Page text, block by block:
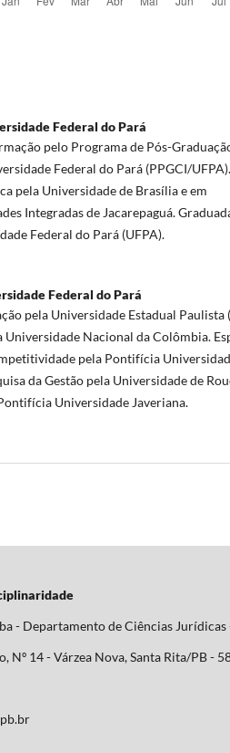
Federal do Pará
pelo Programa de Pós-
Federal do Pará (PPGCI/UFPA).
pela Universidade de Brasília e em
Integradas de Jacarepaguá.
Federal do Pará (UFPA).
Federal do Pará
pela Universidade Estadual Paulista
Nacional da Colômbia.
pela Pontifícia
da Gestão pela Universidade de
Universidade Javeriana.
- Departamento de Ciências
Nº 14 - Várzea Nova, Santa Rita/PB -